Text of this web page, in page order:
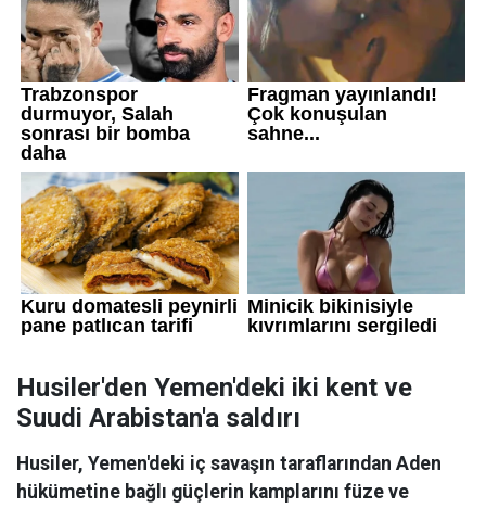
Husiler'den Yemen'deki iki kent ve
Suudi Arabistan'a saldırı
Husiler, Yemen'deki iç savaşın taraflarından Aden
hükümetine bağlı güçlerin kamplarını füze ve